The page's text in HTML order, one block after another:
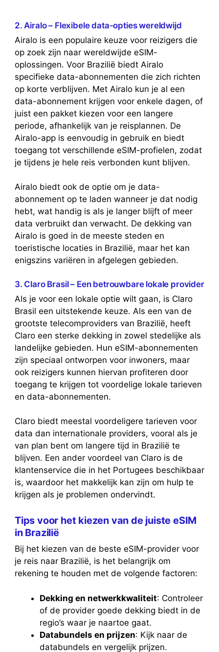
2. Airalo – Flexibele data-opties wereldwijd
Airalo is een populaire keuze voor reizigers die
op zoek zijn naar wereldwijde eSIM-
oplossingen. Voor Brazilië biedt Airalo
specifieke data-abonnementen die zich richten
op korte verblijven. Met Airalo kun je al een
data-abonnement krijgen voor enkele dagen, of
juist een pakket kiezen voor een langere
periode, afhankelijk van je reisplannen. De
Airalo-app is eenvoudig in gebruik en biedt
toegang tot verschillende eSIM-profielen, zodat
je tijdens je hele reis verbonden kunt blijven.
Airalo biedt ook de optie om je data-
abonnement op te laden wanneer je dat nodig
hebt, wat handig is als je langer blijft of meer
data verbruikt dan verwacht. De dekking van
Airalo is goed in de meeste steden en
toeristische locaties in Brazilië, maar het kan
enigszins variëren in afgelegen gebieden.
3. Claro Brasil – Een betrouwbare lokale provider
Als je voor een lokale optie wilt gaan, is Claro
Brasil een uitstekende keuze. Als een van de
grootste telecomproviders van Brazilië, heeft
Claro een sterke dekking in zowel stedelijke als
landelijke gebieden. Hun eSIM-abonnementen
zijn speciaal ontworpen voor inwoners, maar
ook reizigers kunnen hiervan profiteren door
toegang te krijgen tot voordelige lokale tarieven
en data-abonnementen.
Claro biedt meestal voordeligere tarieven voor
data dan internationale providers, vooral als je
van plan bent om langere tijd in Brazilië te
blijven. Een ander voordeel van Claro is de
klantenservice die in het Portugees beschikbaar
is, waardoor het makkelijk kan zijn om hulp te
krijgen als je problemen ondervindt.
Tips voor het kiezen van de juiste eSIM
in Brazilië
Bij het kiezen van de beste eSIM-provider voor
je reis naar Brazilië, is het belangrijk om
rekening te houden met de volgende factoren:
Dekking en netwerkkwaliteit: Controleer
of de provider goede dekking biedt in de
regio’s waar je naartoe gaat.
Databundels en prijzen: Kijk naar de
databundels en vergelijk prijzen.